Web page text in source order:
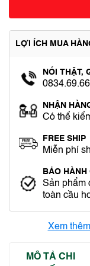
LỢI ÍCH MUA
NÓI THẬT,
NHẬN
Có thể
FREE SHIP
Miễn phí
BẢO HÀNH
Sản phẩm
toàn cầu
Xem
MÔ TẢ CHI